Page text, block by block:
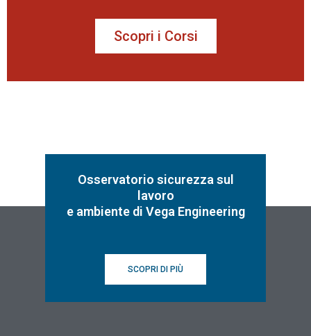
Scopri i Corsi
Osservatorio sicurezza sul
lavoro
e ambiente di Vega Engineering
SCOPRI DI PIÙ